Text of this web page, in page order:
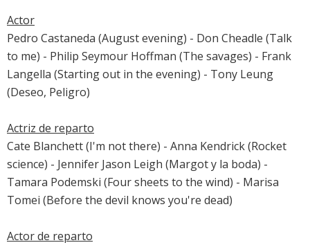
Actor
Pedro Castaneda (August evening) - Don Cheadle (Talk
to me) - Philip Seymour Hoffman (The savages) - Frank
Langella (Starting out in the evening) - Tony Leung
(Deseo, Peligro)
Actriz de reparto
Cate Blanchett(I'm not there) - Anna Kendrick (Rocket
science) - Jennifer Jason Leigh (Margot y la boda) -
Tamara Podemski (Four sheets to the wind) - Marisa
Tomei (Before the devil knows you're dead)
Actor de reparto